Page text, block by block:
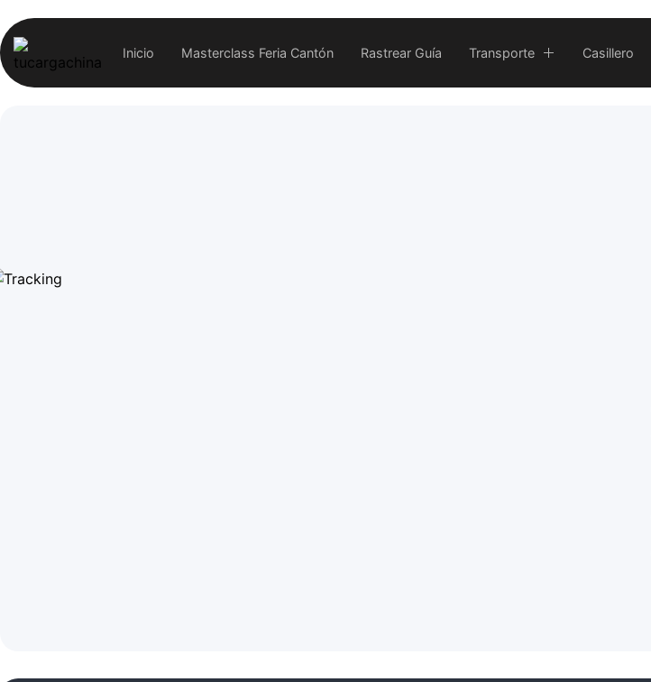
Inicio Masterclass Feria Cantón Rastrear Guía Transporte Casillero